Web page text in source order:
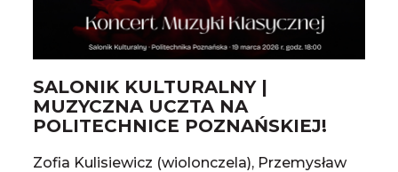
SALONIK KULTURALNY |
MUZYCZNA UCZTA NA
POLITECHNICE POZNAŃSKIEJ!
Zofia Kulisiewicz (wiolonczela), Przemysław